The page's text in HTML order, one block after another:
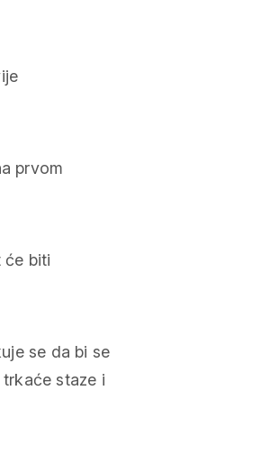
prvom
će biti
se da bi se
staze i